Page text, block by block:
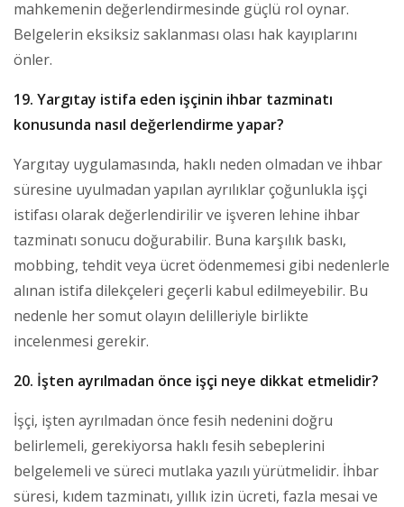
mahkemenin değerlendirmesinde güçlü rol oynar.
Belgelerin eksiksiz saklanması olası hak kayıplarını
önler.
19. Yargıtay istifa eden işçinin ihbar tazminatı
konusunda nasıl değerlendirme yapar?
Yargıtay uygulamasında, haklı neden olmadan ve ihbar
süresine uyulmadan yapılan ayrılıklar çoğunlukla işçi
istifası olarak değerlendirilir ve işveren lehine ihbar
tazminatı sonucu doğurabilir. Buna karşılık baskı,
mobbing, tehdit veya ücret ödenmemesi gibi nedenlerle
alınan istifa dilekçeleri geçerli kabul edilmeyebilir. Bu
nedenle her somut olayın delilleriyle birlikte
incelenmesi gerekir.
20. İşten ayrılmadan önce işçi neye dikkat etmelidir?
İşçi, işten ayrılmadan önce fesih nedenini doğru
belirlemeli, gerekiyorsa haklı fesih sebeplerini
belgelemeli ve süreci mutlaka yazılı yürütmelidir. İhbar
süresi, kıdem tazminatı, yıllık izin ücreti, fazla mesai ve